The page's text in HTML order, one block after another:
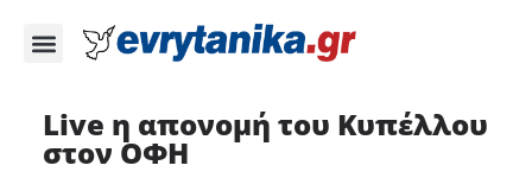
Live η απονομή του Κυπέλλου
στον ΟΦΗ